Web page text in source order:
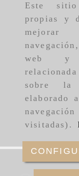
Este
propias y
web y
sobre
elaborado
visitadas).